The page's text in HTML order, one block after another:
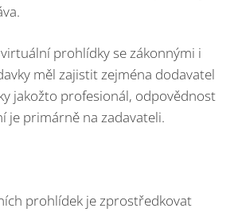
prohlídky se zákonnými i
měl zajistit zejména dodavatel
jakožto profesionál, odpovědnost
je primárně na zadavateli.
prohlídek je zprostředkovat